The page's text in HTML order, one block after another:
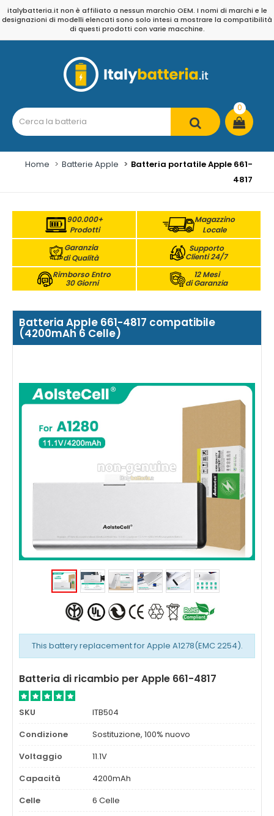
italybatteria.it non è affiliato a nessun marchio OEM. I nomi di marchi e le
designazioni di modelli elencati sono solo intesi a mostrare la compatibilità
di questi prodotti con varie macchine.
0
Home Batterie Apple
Batteria portatile Apple 661-
4817
900.000+
Prodotti
Magazzino
Locale
Garanzia
di Qualità
Supporto
Clienti 24/7
Rimborso Entro
30 Giorni
12 Mesi
di Garanzia
Batteria Apple 661-4817 compatibile
(4200mAh 6 Celle)
This battery replacement for Apple A1278(EMC 2254).
Batteria di ricambio per Apple 661-4817
SKU
ITB504
Condizione
Sostituzione, 100% nuovo
Voltaggio
11.1V
Capacità
4200mAh
Celle
6 Celle